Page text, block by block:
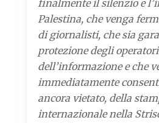
finalmente il silenzio e
Palestina, che venga
di giornalisti, che sia
protezione degli operatori
dell’informazione e che
immediatamente
ancora vietato, della
internazionale nella